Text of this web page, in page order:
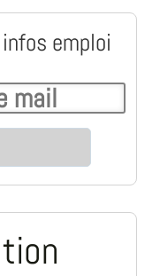
emploi